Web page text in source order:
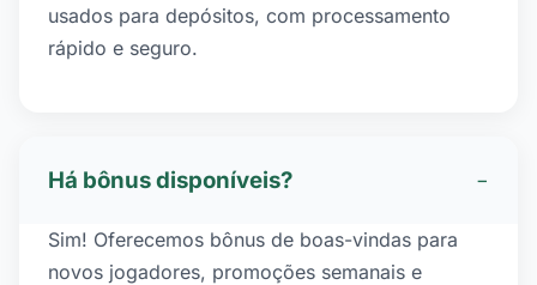
usados para depósitos, com processamento
rápido e seguro.
Há bônus disponíveis? −
Sim! Oferecemos bônus de boas-vindas para
novos jogadores, promoções semanais e